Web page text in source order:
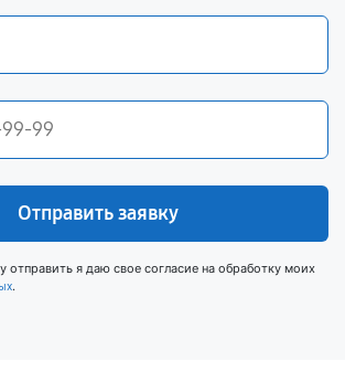
Отправить заявку
отправить я даю свое согласие на обработку моих
.